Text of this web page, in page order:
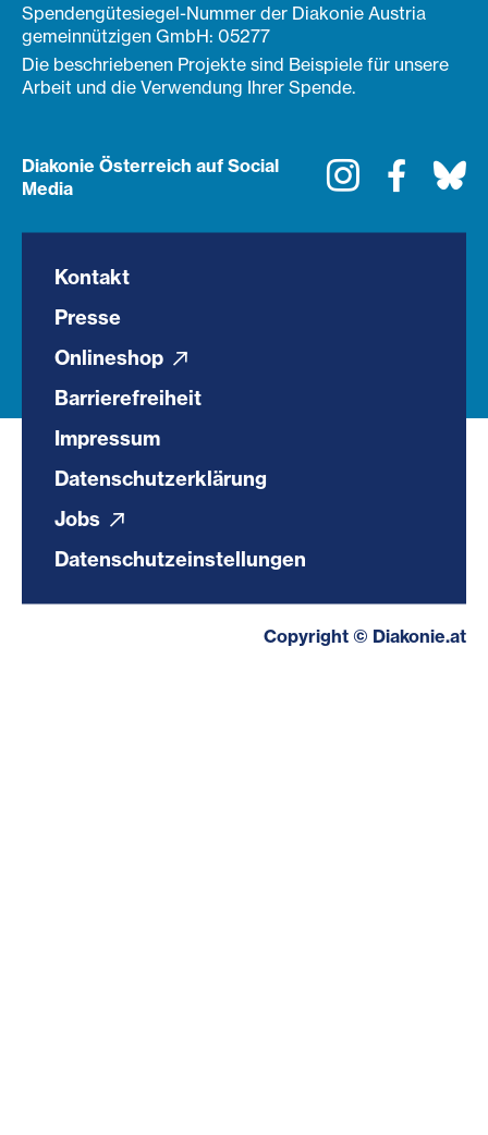
Spendengütesiegel-Nummer der Diakonie Austria
gemeinnützigen GmbH: 05277
Die beschriebenen Projekte sind Beispiele für unsere
Arbeit und die Verwendung Ihrer Spende.
Diakonie Österreich auf Social
Media
Instagram
Kontakt
Presse
Onlineshop
Barrierefreiheit
Impressum
Datenschutzerklärung
Jobs
Datenschutzeinstellungen
Copyright © Diakonie.at